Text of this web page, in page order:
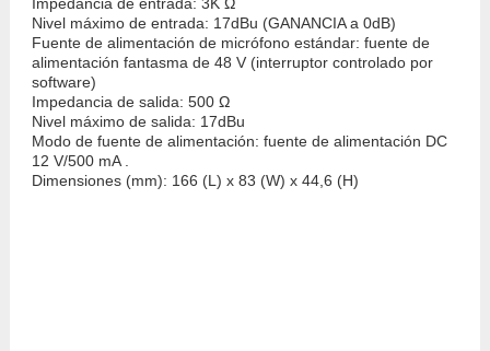
Nivel máximo de entrada: 17dBu (GANANCIA a 0dB)
Fuente de alimentación de micrófono estándar: fuente de
alimentación fantasma de 48 V (interruptor controlado por
software)
Impedancia de salida: 500 Ω
Nivel máximo de salida: 17dBu
Modo de fuente de alimentación: fuente de alimentación DC
12 V/500 mA .
Dimensiones (mm): 166 (L) x 83 (W) x 44,6 (H)